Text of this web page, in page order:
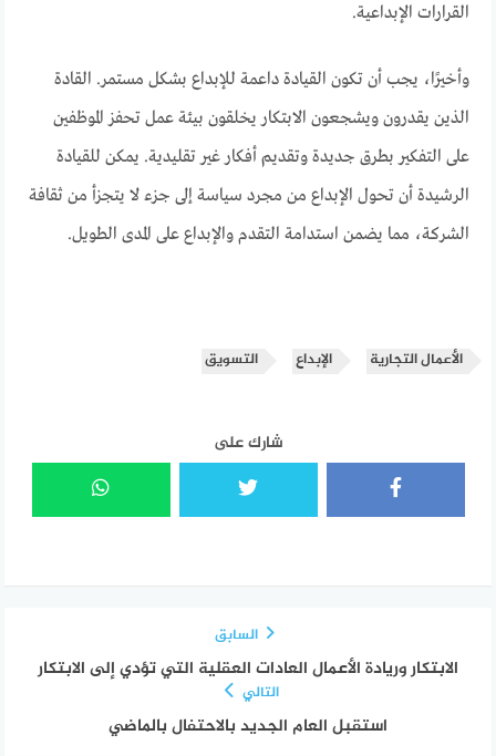
القرارات الإبداعية.
وأخيرًا، يجب أن تكون القيادة داعمة للإبداع بشكل مستمر. القادة
الذين يقدرون ويشجعون الابتكار يخلقون بيئة عمل تحفز الموظفين
على التفكير بطرق جديدة وتقديم أفكار غير تقليدية. يمكن للقيادة
الرشيدة أن تحول الإبداع من مجرد سياسة إلى جزء لا يتجزأ من ثقافة
الشركة، مما يضمن استدامة التقدم والإبداع على المدى الطويل.
الأعمال التجارية الإبداع التسويق
شارك على
السابق
الابتكار وريادة الأعمال العادات العقلية التي تؤدي إلى الابتكار
التالي
استقبل العام الجديد بالاحتفال بالماضي